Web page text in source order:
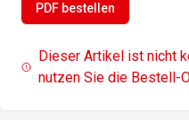
PDF bestellen
Dieser Artikel ist nicht
nutzen Sie die Bestell-